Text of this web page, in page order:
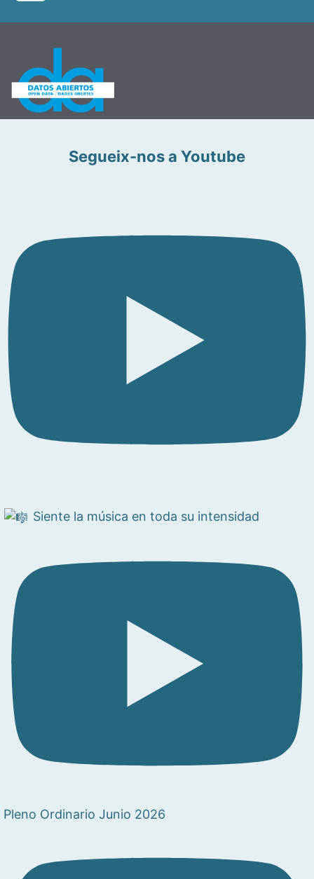
Segueix-nos a Youtube
Siente la música en toda su intensidad
Pleno Ordinario Junio 2026